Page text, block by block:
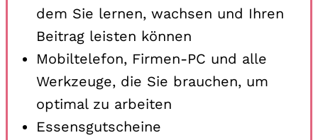
dem Sie lernen, wachsen und Ihren
Beitrag leisten können
Mobiltelefon, Firmen-PC und alle
Werkzeuge, die Sie brauchen, um
optimal zu arbeiten
Essensgutscheine